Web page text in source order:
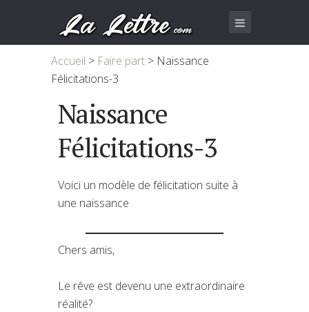
Accueil > Faire part > Naissance
Félicitations-3
Naissance
Félicitations-3
Voici un modèle de félicitation suite à
une naissance
Chers amis,
Le rêve est devenu une extraordinaire
réalité?